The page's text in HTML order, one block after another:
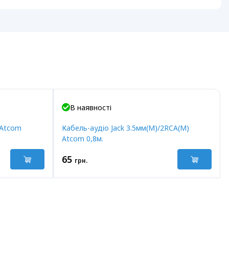
В наявності
Кабель-аудіо Jack 3.5мм(M)/2RCA(M)
Atcom 0,8м.
65 грн.